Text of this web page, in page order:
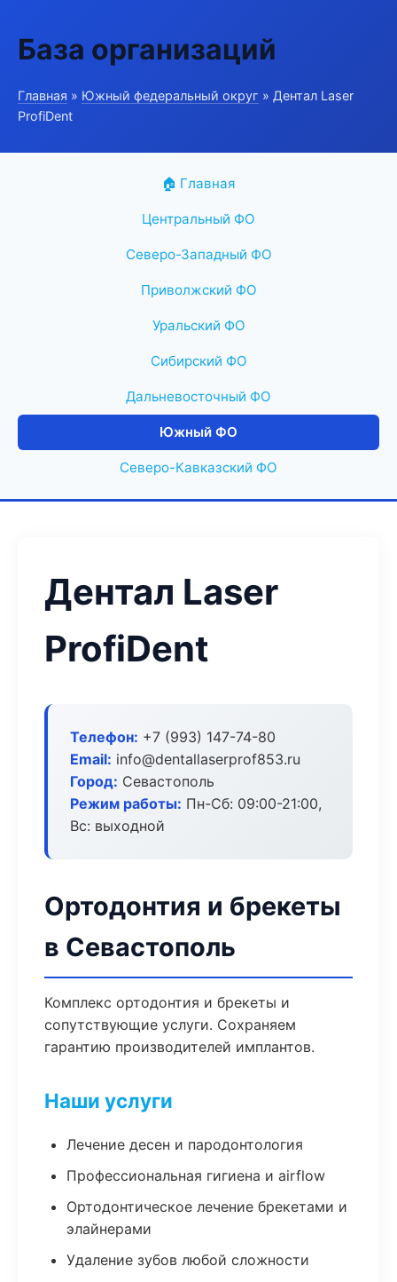
База организаций
Главная » Южный федеральный округ » Дентал Laser
ProfiDent
🏠 Главная
Центральный ФО
Северо-Западный ФО
Приволжский ФО
Уральский ФО
Сибирский ФО
Дальневосточный ФО
Южный ФО
Северо-Кавказский ФО
Дентал Laser
ProfiDent
Телефон: +7 (993) 147-74-80
Email: info@dentallaserprof853.ru
Город: Севастополь
Режим работы: Пн-Сб: 09:00-21:00,
Вс: выходной
Ортодонтия и брекеты
в Севастополь
Комплекс ортодонтия и брекеты и
сопутствующие услуги. Сохраняем
гарантию производителей имплантов.
Наши услуги
Лечение десен и пародонтология
Профессиональная гигиена и airflow
Ортодонтическое лечение брекетами и
элайнерами
Удаление зубов любой сложности